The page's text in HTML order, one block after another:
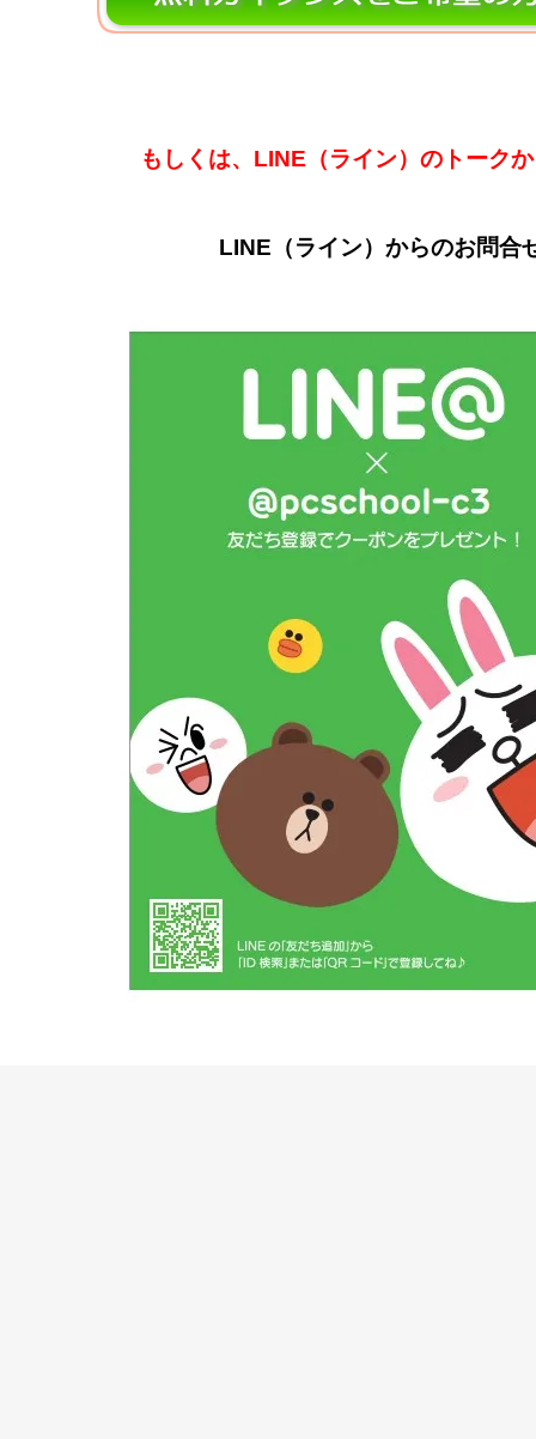
もしくは、LINE（ライン）のトーク
LINE（ライン）からのお問合